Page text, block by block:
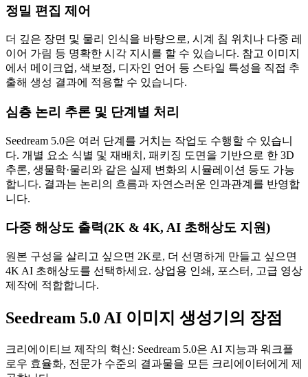
정밀 편집 제어
더 깊은 장면 및 물리 인식을 바탕으로, 시계 침 위치나 다중 레
이어 가림 등 명확한 시각 지시를 할 수 있습니다. 참고 이미지
에서 메이크업, 색보정, 디자인 언어 등 스타일 특성을 직접 추
출해 생성 결과에 적용할 수 있습니다.
심층 논리 추론 및 단계별 처리
Seedream 5.0은 여러 단계를 거치는 작업도 수행할 수 있습니
다. 개별 요소 식별 및 재배치, 패키징 도면을 기반으로 한 3D
추론, 생물학·물리와 같은 실제 변화의 시뮬레이션 등도 가능
합니다. 결과는 논리의 흐름과 자연스러운 인과관계를 반영합
니다.
다중 해상도 출력(2K & 4K, AI 초해상도 지원)
원본 구성을 살리고 싶으면 2K로, 더 선명하게 만들고 싶으면
4K AI 초해상도를 선택하세요. 상업용 인쇄, 포스터, 고급 영상
제작에 적합합니다.
Seedream 5.0 AI 이미지 생성기의 장점
크리에이티브 제작의 혁신: Seedream 5.0은 AI 지능과 워크플
로우 효율화, 전문가 수준의 결과물을 모든 크리에이터에게 제